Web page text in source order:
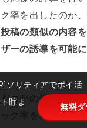
率を出したのか
稿の類似の内容
ーの誘導を可能
つかの投稿をサ
ク率を算出。そ
ソリティアでポイ活
貯ま
無料